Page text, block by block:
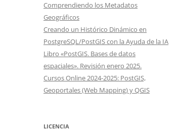
Comprendiendo los Metadatos
Geográficos
Creando un Histórico Dinámico en
PostgreSQL/PostGIS con la Ayuda de la IA
Libro «PostGIS. Bases de datos
espaciales». Revisión enero 2025.
Cursos Online 2024-2025: PostGIS,
Geoportales (Web Mapping) y QGIS
LICENCIA